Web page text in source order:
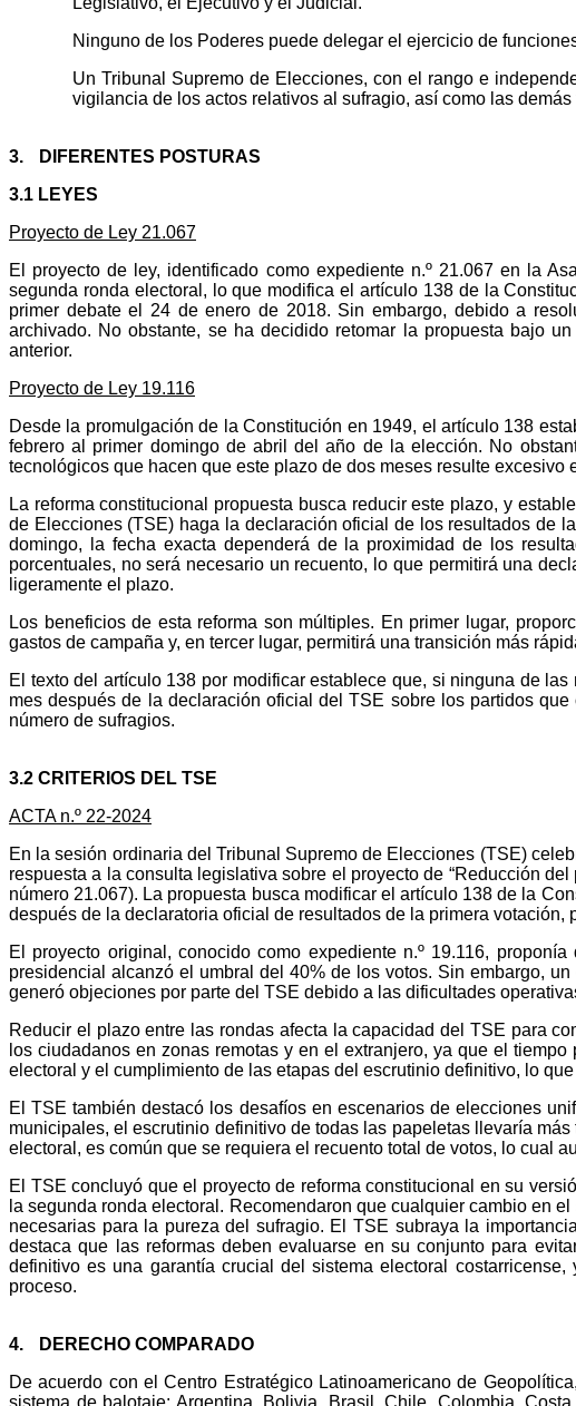
Ninguno de los Poderes puede delegar el ejercicio de
Un Tribunal Supremo de Elecciones, con el rango e
vigilancia de los actos relativos al sufragio, así como las
3.
DIFERENTES POSTURAS
3.1 LEYES
Proyecto de Ley 21.067
El proyecto de ley, identificado como expediente n.º 21.067 en la
segunda ronda electoral, lo que modifica el artículo 138 de la
primer debate el 24 de enero de 2018. Sin embargo, debido a
archivado. No obstante, se ha decidido retomar la propuesta bajo
anterior.
Proyecto de Ley 19.116
Desde la promulgación de la Constitución en 1949, el artículo 138
febrero al primer domingo de abril del año de la elección. No
tecnológicos que hacen que este plazo de dos meses resulte excesivo
La reforma constitucional propuesta busca reducir este plazo, y
de Elecciones (TSE) haga la declaración oficial de los resultados de
domingo, la fecha exacta dependerá de la proximidad de los
porcentuales, no será necesario un recuento, lo que permitirá una
ligeramente el plazo.
Los beneficios de esta reforma son múltiples. En primer lugar,
gastos de campaña y, en tercer lugar, permitirá una transición más
El texto del artículo 138 por modificar establece que, si ninguna de
mes después de la declaración oficial del TSE sobre los partidos
número de sufragios.
3.2 CRITERIOS DEL TSE
ACTA n.º 22-2024
En la sesión ordinaria del Tribunal Supremo de Elecciones (TSE)
respuesta a la consulta legislativa sobre el proyecto de “Reducción
número 21.067). La propuesta busca modificar el artículo 138 de la
después de la declaratoria oficial de resultados de la primera
El proyecto original, conocido como expediente n.º 19.116,
presidencial alcanzó el umbral del 40% de los votos. Sin embargo,
generó objeciones por parte del TSE debido a las dificultades
Reducir el plazo entre las rondas afecta la capacidad del TSE para
los ciudadanos en zonas remotas y en el extranjero, ya que el
electoral y el cumplimiento de las etapas del escrutinio definitivo, lo
El TSE también destacó los desafíos en escenarios de elecciones
municipales, el escrutinio definitivo de todas las papeletas llevaría
electoral, es común que se requiera el recuento total de votos, lo cual
El TSE concluyó que el proyecto de reforma constitucional en su
la segunda ronda electoral. Recomendaron que cualquier cambio en
necesarias para la pureza del sufragio. El TSE subraya la
destaca que las reformas deben evaluarse en su conjunto para
definitivo es una garantía crucial del sistema electoral
proceso.
4.
DERECHO COMPARADO
De acuerdo con el Centro Estratégico Latinoamericano de Geopol í